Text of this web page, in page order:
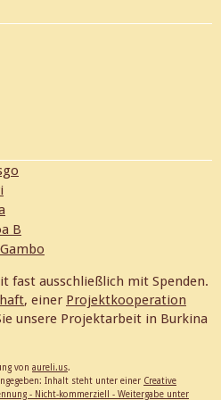
B
fast ausschließlich mit Spenden.
, einer Projektkooperation
unsere Projektarbeit in Burkina
von aureli.us.
Inhalt steht unter einer Creative
- Nicht-kommerziell - Weitergabe unter